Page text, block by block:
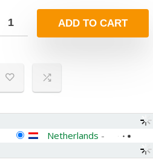
ADD TO CART
Netherlands -